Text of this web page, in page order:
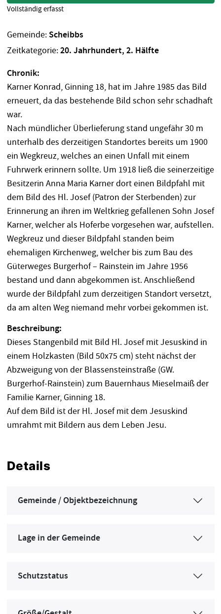
Gemeinde: Scheibbs
Zeitkategorie:20. Jahrhundert, 2. Hälfte
Chronik:
Karner Konrad, Ginning 18, hat im Jahre 1985 das Bild
erneuert, da das bestehende Bild schon sehr schadhaft
war.
Nach mündlicher Überlieferung stand ungefähr 30 m
unterhalb des derzeitigen Standortes bereits um 1900
ein Wegkreuz, welches an einen Unfall mit einem
Fuhrwerk erinnern sollte. Um 1918 ließ die seinerzeitige
Besitzerin Anna Maria Karner dort einen Bildpfahl mit
dem Bild des Hl. Josef (Patron der Sterbenden) zur
Erinnerung an ihren im Weltkrieg gefallenen Sohn Josef
Karner, welcher als Hoferbe vorgesehen war, aufstellen.
Wegkreuz und dieser Bildpfahl standen beim
ehemaligen Kirchenweg, welcher bis zum Bau des
Güterweges Burgerhof – Rainstein im Jahre 1956
bestand und dann abgekommen ist. Anschließend
wurde der Bildpfahl zum derzeitigen Standort versetzt,
da am alten Weg niemand mehr vorbei gekommen ist.
Beschreibung:
Dieses Stangenbild mit Bild Hl. Josef mit Jesuskind in
einem Holzkasten (Bild 50x75 cm) steht nächst der
Abzweigung von der Blassensteinstraße (GW.
Burgerhof-Rainstein) zum Bauernhaus Mieselmaiß der
Familie Karner, Ginning 18.
Auf dem Bild ist der Hl. Josef mit dem Jesuskind
umrahmt mit Bildern aus dem Leben Jesu.
Details
Gemeinde / Objektbezeichnung
Lage in der Gemeinde
Schutzstatus
Vollständig erfasst